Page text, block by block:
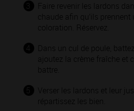
3
Faire revenir les lardons
chaude afin qu’ils prennent
coloration. Réservez.
4
Dans un cul de poule,
ajoutez la crème fraîche et
battre.
5
Verser les lardons et leur
répartissez les bien.